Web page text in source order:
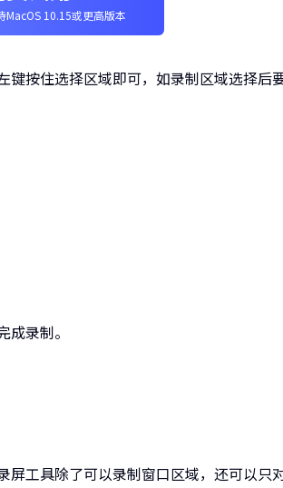
MacOS 10.15或更高版本
按住选择区域即可，如录制区域选择后
录制。
工具除了可以录制窗口区域，还可以只